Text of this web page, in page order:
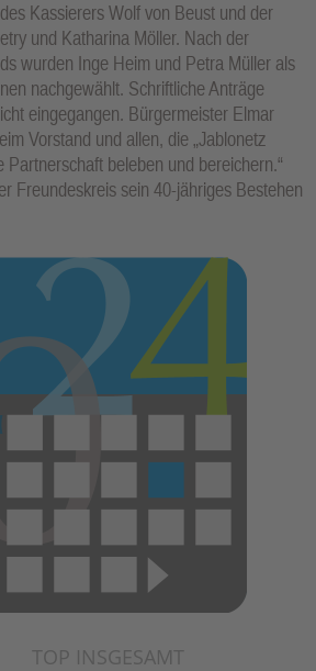
Kassierers Wolf von Beust und der
und Katharina Möller. Nach der
wurden Inge Heim und Petra Müller als
nachgewählt. Schriftliche Anträge
eingegangen. Bürgermeister Elmar
Vorstand und allen, die „Jablonetz
Partnerschaft beleben und bereichern.“
Freundeskreis sein 40-jähriges Bestehen
TOP INSGESAMT